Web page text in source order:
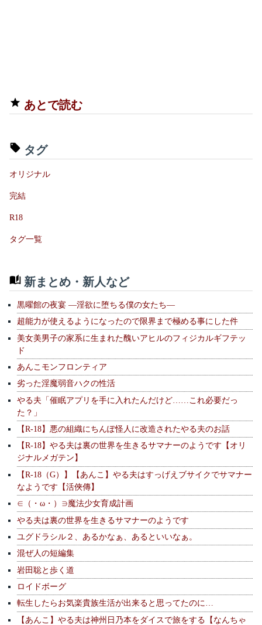
あとで読む
タグ
オリジナル
完結
R18
タグ一覧
新まとめ・新人など
黒曜館の夜宴 —淫欲に堕ちる僕の女たち—
超能力が使えるようになったので限界まで極める事にした件
美女美男子の家系に生まれた醜いアヒルのフィジカルギフテッ
ド
あんこモンフロンティア
劣った淫魔弱音ハクの性活
やる夫「催眠アプリを手に入れたんだけど……これ必要だっ
た？」
【R-18】悪の組織にちんぽ怪人に改造されたやる夫のお話
【R-18】やる夫は裏の世界を生きるサマナーのようです【オリ
ジナルメガテン】
【R-18（G）】【あんこ】やる夫はすっげえブサイクでサマナー
なようです【活俠傳】
∈（・ω・）∋魔法少女育成計画
やる夫は裏の世界を生きるサマナーのようです
ユグドラシル２、あるかなぁ、あるといいなぁ。
混ぜ人の短編集
岩田聡と歩く道
ロイドボーグ
転生したらお気楽貴族生活が出来ると思ってたのに…
【あんこ】やる夫は神州日乃本をダイスで旅をする【なんちゃ